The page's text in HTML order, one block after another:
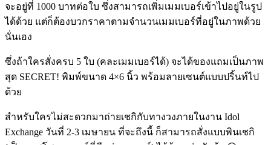
จะอยู่ที่ 1000 บาทต่อใบ ซึ่งสามารถเพิ่มเมมเบอร์เข้าไปอยู่ในรูป
ได้ด้วย แต่ก็ต้องบวกราคาตามจำนวนเมมเบอร์ที่อยู่ในภาพด้วย
นั่นเอง
ซึ่งถ้าใครสั่งครบ 5 ใบ (คละเมมเบอร์ได้) จะได้ของแถมเป็นภาพ
สุด SECRET! พิมพ์ขนาด 4×6 นิ้ว พร้อมลายเซนต์แบบปริ้นท์ไป
ด้วย
สำหรับใครไม่สะดวกมาถ่ายเชกิกับทางวงภายในงาน Idol
Exchange วันที่ 2-3 เมษายน ที่จะถึงนี้ ก็สามารถสั่งแบบพินเชกิ